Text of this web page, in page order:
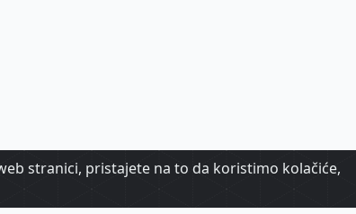
stranici, pristajete na to da koristimo kolačiće,